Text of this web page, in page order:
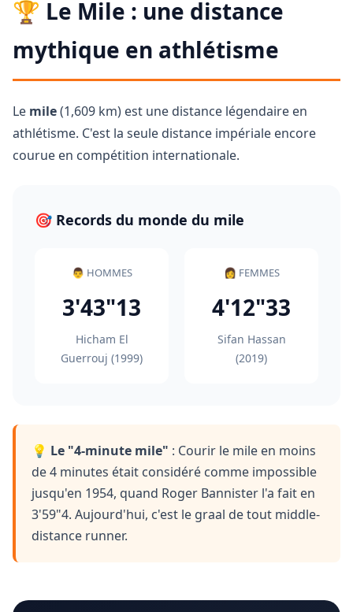
🏆 Le Mile : une distance
mythique en athlétisme
Le mile(1,609 km) est une distance légendaire en
athlétisme. C'est la seule distance impériale encore
courue en compétition internationale.
🎯 Records du monde du mile
👨 HOMMES
3'43"13
Hicham El
Guerrouj (1999)
👩 FEMMES
4'12"33
Sifan Hassan
(2019)
💡 Le "4-minute mile" : Courir le mile en moins
de 4 minutes était considéré comme impossible
jusqu'en 1954, quand Roger Bannister l'a fait en
3'59"4. Aujourd'hui, c'est le graal de tout middle-
distance runner.